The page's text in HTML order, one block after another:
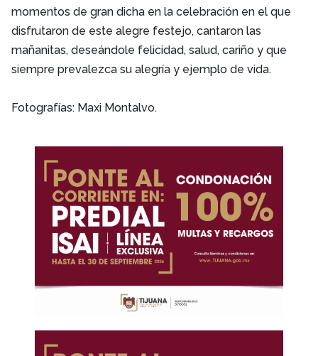
momentos de gran dicha en la celebración en el que
disfrutaron de este alegre festejo, cantaron las
mañanitas, deseándole felicidad, salud, cariño y que
siempre prevalezca su alegría y ejemplo de vida.
Fotografías: Maxi Montalvo.